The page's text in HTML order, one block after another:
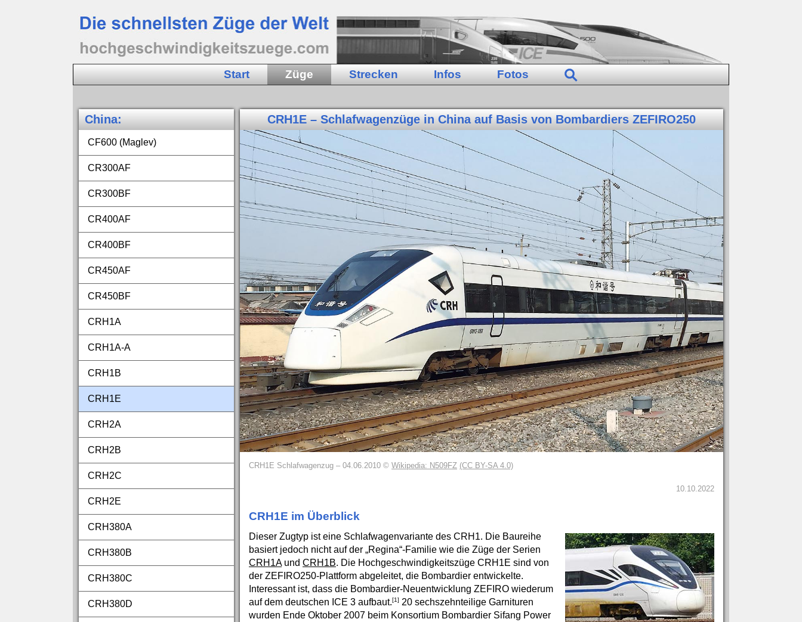
Start Züge Strecken Infos Fotos
China:
CF600 (Maglev)
CR300AF
CR300BF
CR400AF
CR400BF
CR450AF
CR450BF
CRH1A
CRH1A‑A
CRH1B
CRH1E
CRH2A
CRH2B
CRH2C
CRH2E
CRH380A
CRH380B
CRH380C
CRH380D
CRH1E – Schlafwagenzüge in China auf Basis von Bombardiers ZEFIRO250
CRH1E Schlafwagenzug – 04.06.2010 © Wikipedia: N509FZ (CC BY-SA 4.0)
10.10.2022
CRH1E im Überblick
Dieser Zugtyp ist eine Schlafwagenvariante des CRH1. Die Baureihe
basiert jedoch nicht auf der „Regina“-Familie wie die Züge der Serien
CRH1Aund CRH1B. Die Hochgeschwindigkeitszüge CRH1E sind von
der ZEFIRO250-Plattform abgeleitet, die Bombardier entwickelte.
Interessant ist, dass die Bombardier-Neuentwicklung ZEFIRO wiederum
auf dem deutschen ICE 3 aufbaut.[1] 20 sechszehnteilige Garnituren
wurden Ende Oktober 2007 beim Konsortium Bombardier Sifang Power